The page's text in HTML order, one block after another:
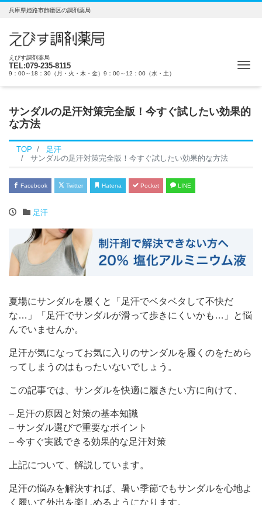
兵庫県姫路市飾磨区の調剤薬局
えびす調剤薬局
TEL:079-235-8115
9：00～18：30（月・火・木・金）9：00～12：00（水・土）
サンダルの足汗対策完全版！今すぐ試したい効果的
な方法
TOP
足汗
サンダルの足汗対策完全版！今すぐ試したい効果的な方法
Facebook Twitter Hatena Pocket LINE
足汗
夏場にサンダルを履くと「足汗でベタベタして不快だ
な…」「足汗でサンダルが滑って歩きにくいかも…」と悩
んでいませんか。
足汗が気になってお気に入りのサンダルを履くのをためら
ってしまうのはもったいないでしょう。
この記事では、サンダルを快適に履きたい方に向けて、
– 足汗の原因と対策の基本知識
– サンダル選びで重要なポイント
– 今すぐ実践できる効果的な足汗対策
上記について、解説しています。
足汗の悩みを解決すれば、暑い季節でもサンダルを心地よ
く履いて外出を楽しめるようになります。